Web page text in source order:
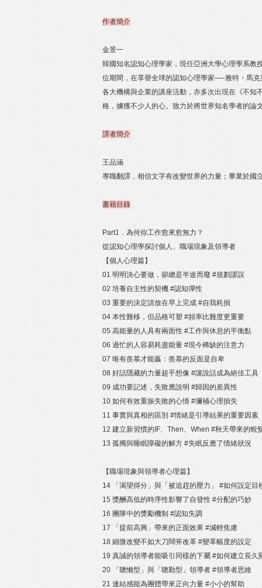
作者簡介
金景一
韓國知名認知心理學家，現任亞洲大學心理學系教
位期間，在享譽全球的認知心理學家──雅特・馬
各大機構與企業的講座活動，亦多次出現在《不知
格，擄獲不少人的心。致力於將世界知名學者的論
譯者簡介
王品涵
專職翻譯，相信文字有改變世界的力量；畢業於國
書籍目錄
Part1．為何你工作愈來愈無力？
從認知心理學探討個人、職場現象及領導者
【個人心理篇】
01 明明決心要做，卻總是半途而廢 #規劃謬誤
02 培養自主性的契機 #認知彈性
03 重要的決定請放在早上完成 #自我耗損
04 本性難移，但品格可塑 #頻率比難度更重要
05 高能量的人具有兩面性 #工作與休息的平衡點
06 過忙的人容易耗盡能量 #現今稀缺的注意力
07 唯有羨慕才能贏：羨慕的反面是自卑
08 好話隱藏的力量超乎想像 #讓說話成為絕佳工具
09 成功要記述，失敗應說明 #歸因的差異性
10 如何有效重振失敗的心情 #彌補心理損失
11 事實與真相的區別 #情緒是引導結果的重要因素
12 建立新習慣的IF、Then、When #秋天帶來的蛻
13 孤獨與睡眠障礙的解方 #失眠反應了情緒狀況
【職場現象與領導者心理篇】
14 「渴望得分」與「被追趕的壓力」 #如何設定目
15 獎酬高低的時序性影響了自發性 #分配的巧妙
16 團隊中的獎勵機制 #認知失調
17 「提前高興」帶來的正面效果 #減輕焦慮
18 細微改變不如大刀闊斧改革 #變革幅度的設定
19 真誠的領導者能吸引同樣的下屬 #如何建立長久
20 「聰懶型」與「聰勤型」領導者 #領導者思維
21 連結感能為團體帶來正向力量 #小小的幫助